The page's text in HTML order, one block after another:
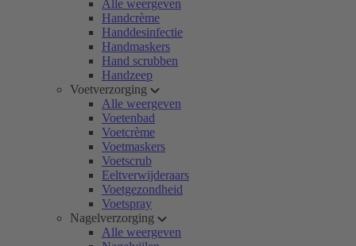
Alle weergeven
Handcrème
Handdesinfectie
Handmaskers
Hand scrubben
Handzeep
Voetverzorging
Alle weergeven
Voetenbad
Voetcrème
Voetmaskers
Voetscrub
Eeltverwijderaars
Voetgezondheid
Voetspray
Nagelverzorging
Alle weergeven